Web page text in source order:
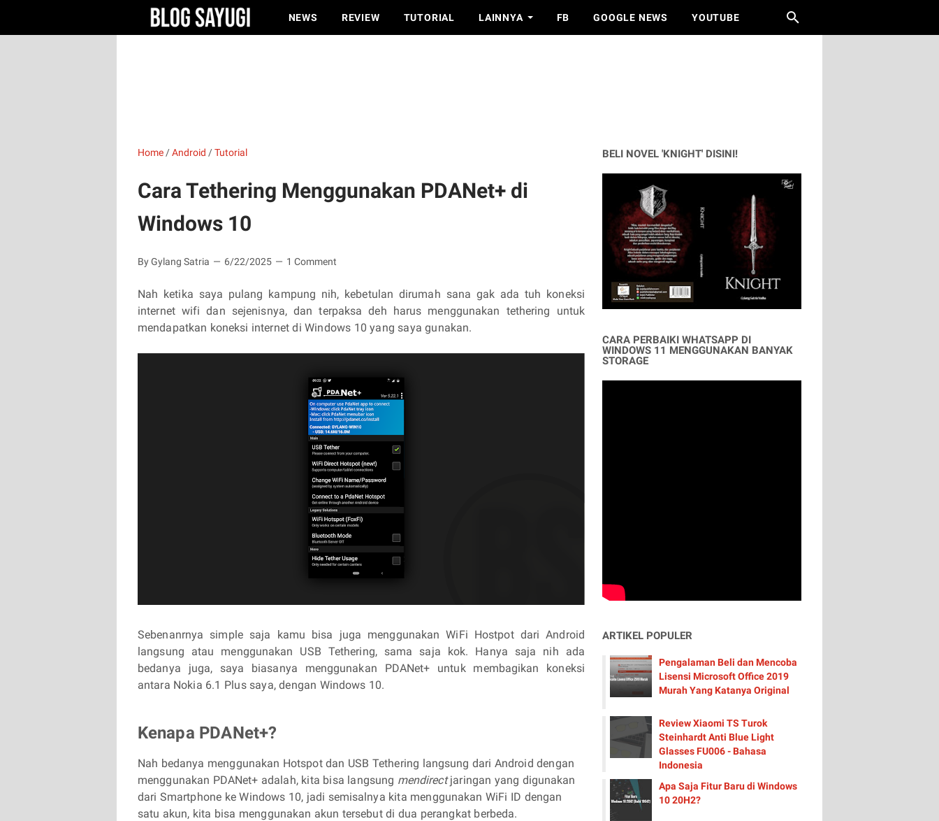
NEWS REVIEW TUTORIAL LAINNYA FB GOOGLE NEWS YOUTUBE
Home /Android /Tutorial
Cara Tethering Menggunakan PDANet+ di
Windows 10
By Gylang Satria 6/22/2025 1 Comment
Nah ketika saya pulang kampung nih, kebetulan dirumah sana gak ada tuh koneksi
internet wifi dan sejenisnya, dan terpaksa deh harus menggunakan tethering untuk
mendapatkan koneksi internet di Windows 10 yang saya gunakan.
Sebenanrnya simple saja kamu bisa juga menggunakan WiFi Hostpot dari Android
langsung atau menggunakan USB Tethering, sama saja kok. Hanya saja nih ada
bedanya juga, saya biasanya menggunakan PDANet+ untuk membagikan koneksi
antara Nokia 6.1 Plus saya, dengan Windows 10.
Kenapa PDANet+?
Nah bedanya menggunakan Hotspot dan USB Tethering langsung dari Android dengan
menggunakan PDANet+ adalah, kita bisa langsung mendirectjaringan yang digunakan
dari Smartphone ke Windows 10, jadi semisalnya kita menggunakan WiFi ID dengan
satu akun, kita bisa menggunakan akun tersebut di dua perangkat berbeda.
BELI NOVEL 'KNIGHT' DISINI!
CARA PERBAIKI WHATSAPP DI
WINDOWS 11 MENGGUNAKAN BANYAK
STORAGE
ARTIKEL POPULER
Pengalaman Beli dan Mencoba
Lisensi Microsoft Office 2019
Murah Yang Katanya Original
Review Xiaomi TS Turok
Steinhardt Anti Blue Light
Glasses FU006 - Bahasa
Indonesia
Apa Saja Fitur Baru di Windows
10 20H2?